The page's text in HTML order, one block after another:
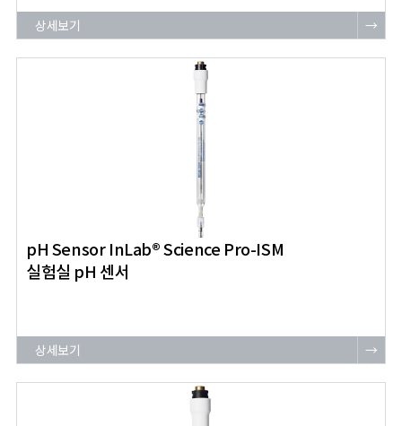
상세보기 →
pH Sensor InLab® Science Pro-ISM
실험실 pH 센서
상세보기 →